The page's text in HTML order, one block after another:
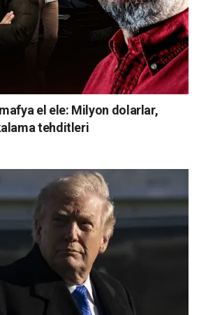
el ele: Milyon dolarlar,
tehditleri